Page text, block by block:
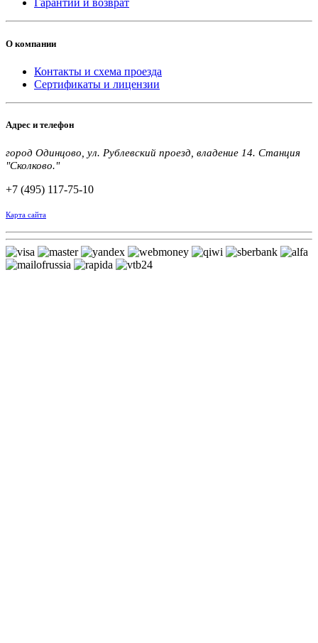
Гарантии и возврат
О компании
Контакты и схема проезда
Сертификаты и лицензии
Адрес и телефон
город Одинцово, ул. Рублевский проезд, владение 14. Станция
"Сколково."
+7 (495) 117-75-10
Карта сайта